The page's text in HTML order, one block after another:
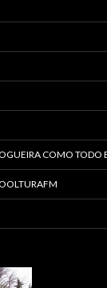
COMO TODO